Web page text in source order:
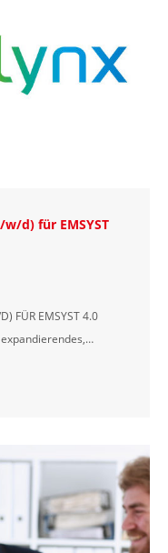
d) für EMSYST
FÜR EMSYST 4.0
expandierendes,…